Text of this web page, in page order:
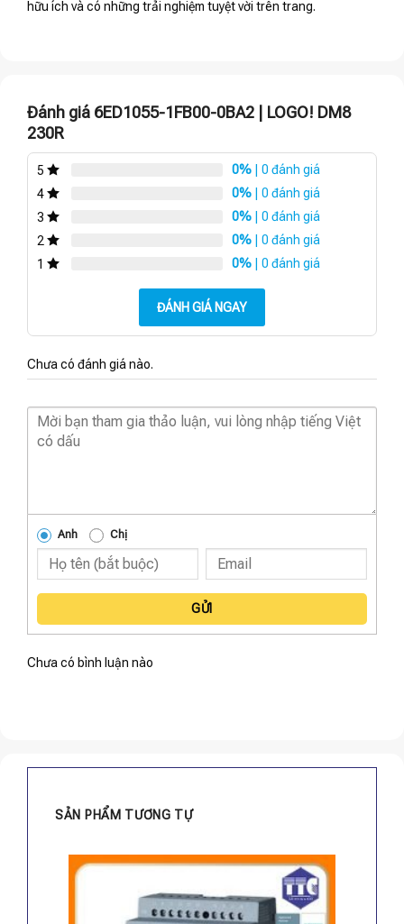
hữu ích và có những trải nghiệm tuyệt vời trên trang.
Đánh giá 6ED1055-1FB00-0BA2 | LOGO! DM8
230R
5 0% | 0 đánh giá
4
0% | 0 đánh giá
3
0% | 0 đánh giá
2
0% | 0 đánh giá
1
0% | 0 đánh giá
ĐÁNH GIÁ NGAY
Chưa có đánh giá nào.
Anh Chị
GỬI
Chưa có bình luận nào
SẢN PHẨM TƯƠNG TỰ